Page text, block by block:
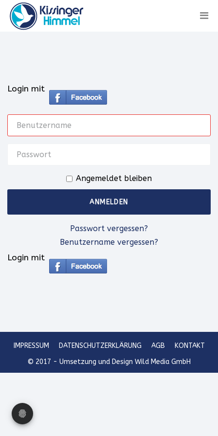
Login mit
Angemeldet bleiben
ANMELDEN
Passwort vergessen?
Benutzername vergessen?
Login mit
IMPRESSUM DATENSCHUTZERKLÄRUNG AGB
KONTAKT
© 2017 - Umsetzung und Design Wild Media GmbH